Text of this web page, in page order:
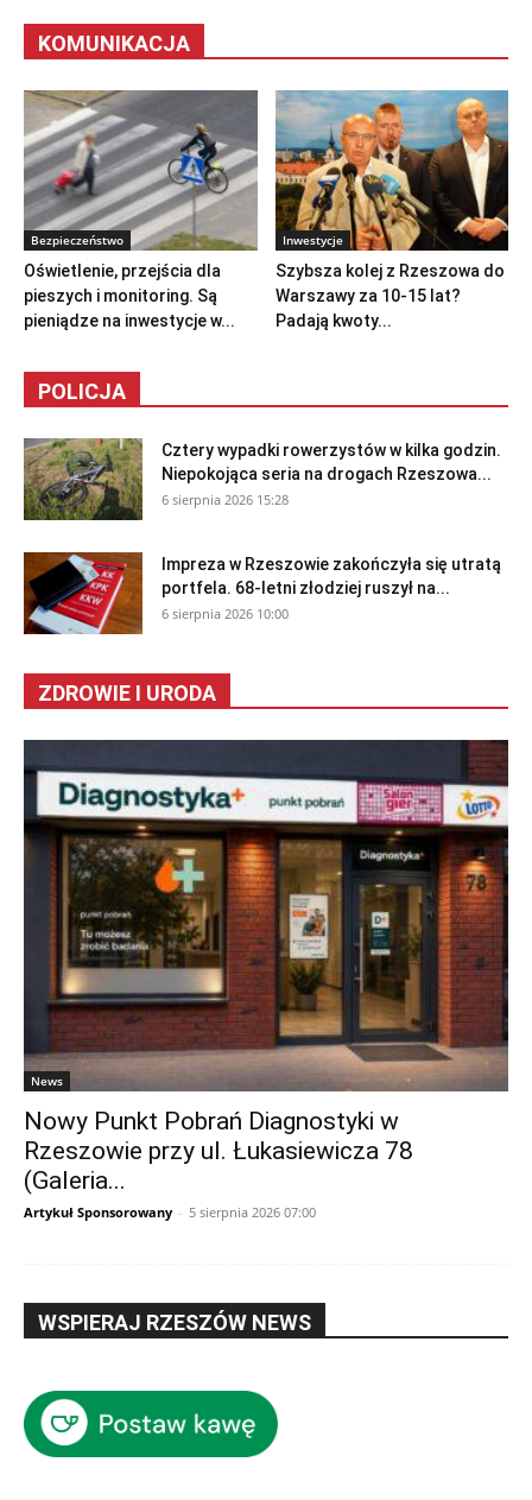
KOMUNIKACJA
Bezpieczeństwo
Oświetlenie, przejścia dla
pieszych i monitoring. Są
pieniądze na inwestycje w...
Inwestycje
Szybsza kolej z Rzeszowa do
Warszawy za 10-15 lat?
Padają kwoty...
POLICJA
Cztery wypadki rowerzystów w kilka godzin.
Niepokojąca seria na drogach Rzeszowa...
6 sierpnia 2026 15:28
Impreza w Rzeszowie zakończyła się utratą
portfela. 68-letni złodziej ruszył na...
6 sierpnia 2026 10:00
ZDROWIE I URODA
News
Nowy Punkt Pobrań Diagnostyki w
Rzeszowie przy ul. Łukasiewicza 78
(Galeria...
Artykuł Sponsorowany - 5 sierpnia 2026 07:00
WSPIERAJ RZESZÓW NEWS